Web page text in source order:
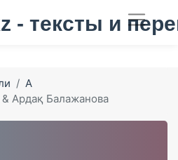
А
Ардақ Балажанова